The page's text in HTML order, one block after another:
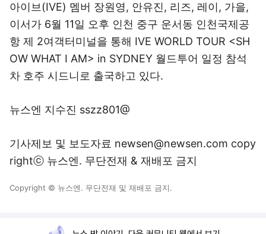
아이브(IVE) 멤버 장원영, 안유진, 리즈, 레이, 가을,
이서가 6월 11일 오후 인천 중구 운서동 인천국제공
항 제 2여객터미널을 통해 IVE WORLD TOUR <SH
OW WHAT I AM> in SYDNEY 월드투어 일정 참석
차 호주 시드니로 출국하고 있다.
뉴스엔 지수진 sszz801@
기사제보 및 보도자료 newsen@newsen.com copy
rightⓒ 뉴스엔. 무단전재 & 재배포 금지
Copyright © 뉴스엔. 무단전재 및 재배포 금지.